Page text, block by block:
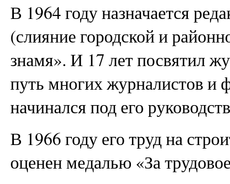
В 1964 году назначается
(слияние городской и
знамя». И 17 лет посвятил
путь многих журналистов и
начинался под его
В 1966 году его труд на
оценен медалью «За